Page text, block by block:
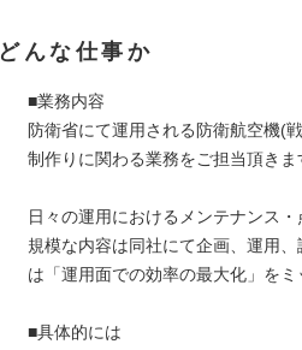
どんな仕事か
■業務内容
防衛省にて運用される防衛航空機(
制作りに関わる業務をご担当頂きま
日々の運用におけるメンテナンス
規模な内容は同社にて企画、運用
は「運用面での効率の最大化」を
■具体的には